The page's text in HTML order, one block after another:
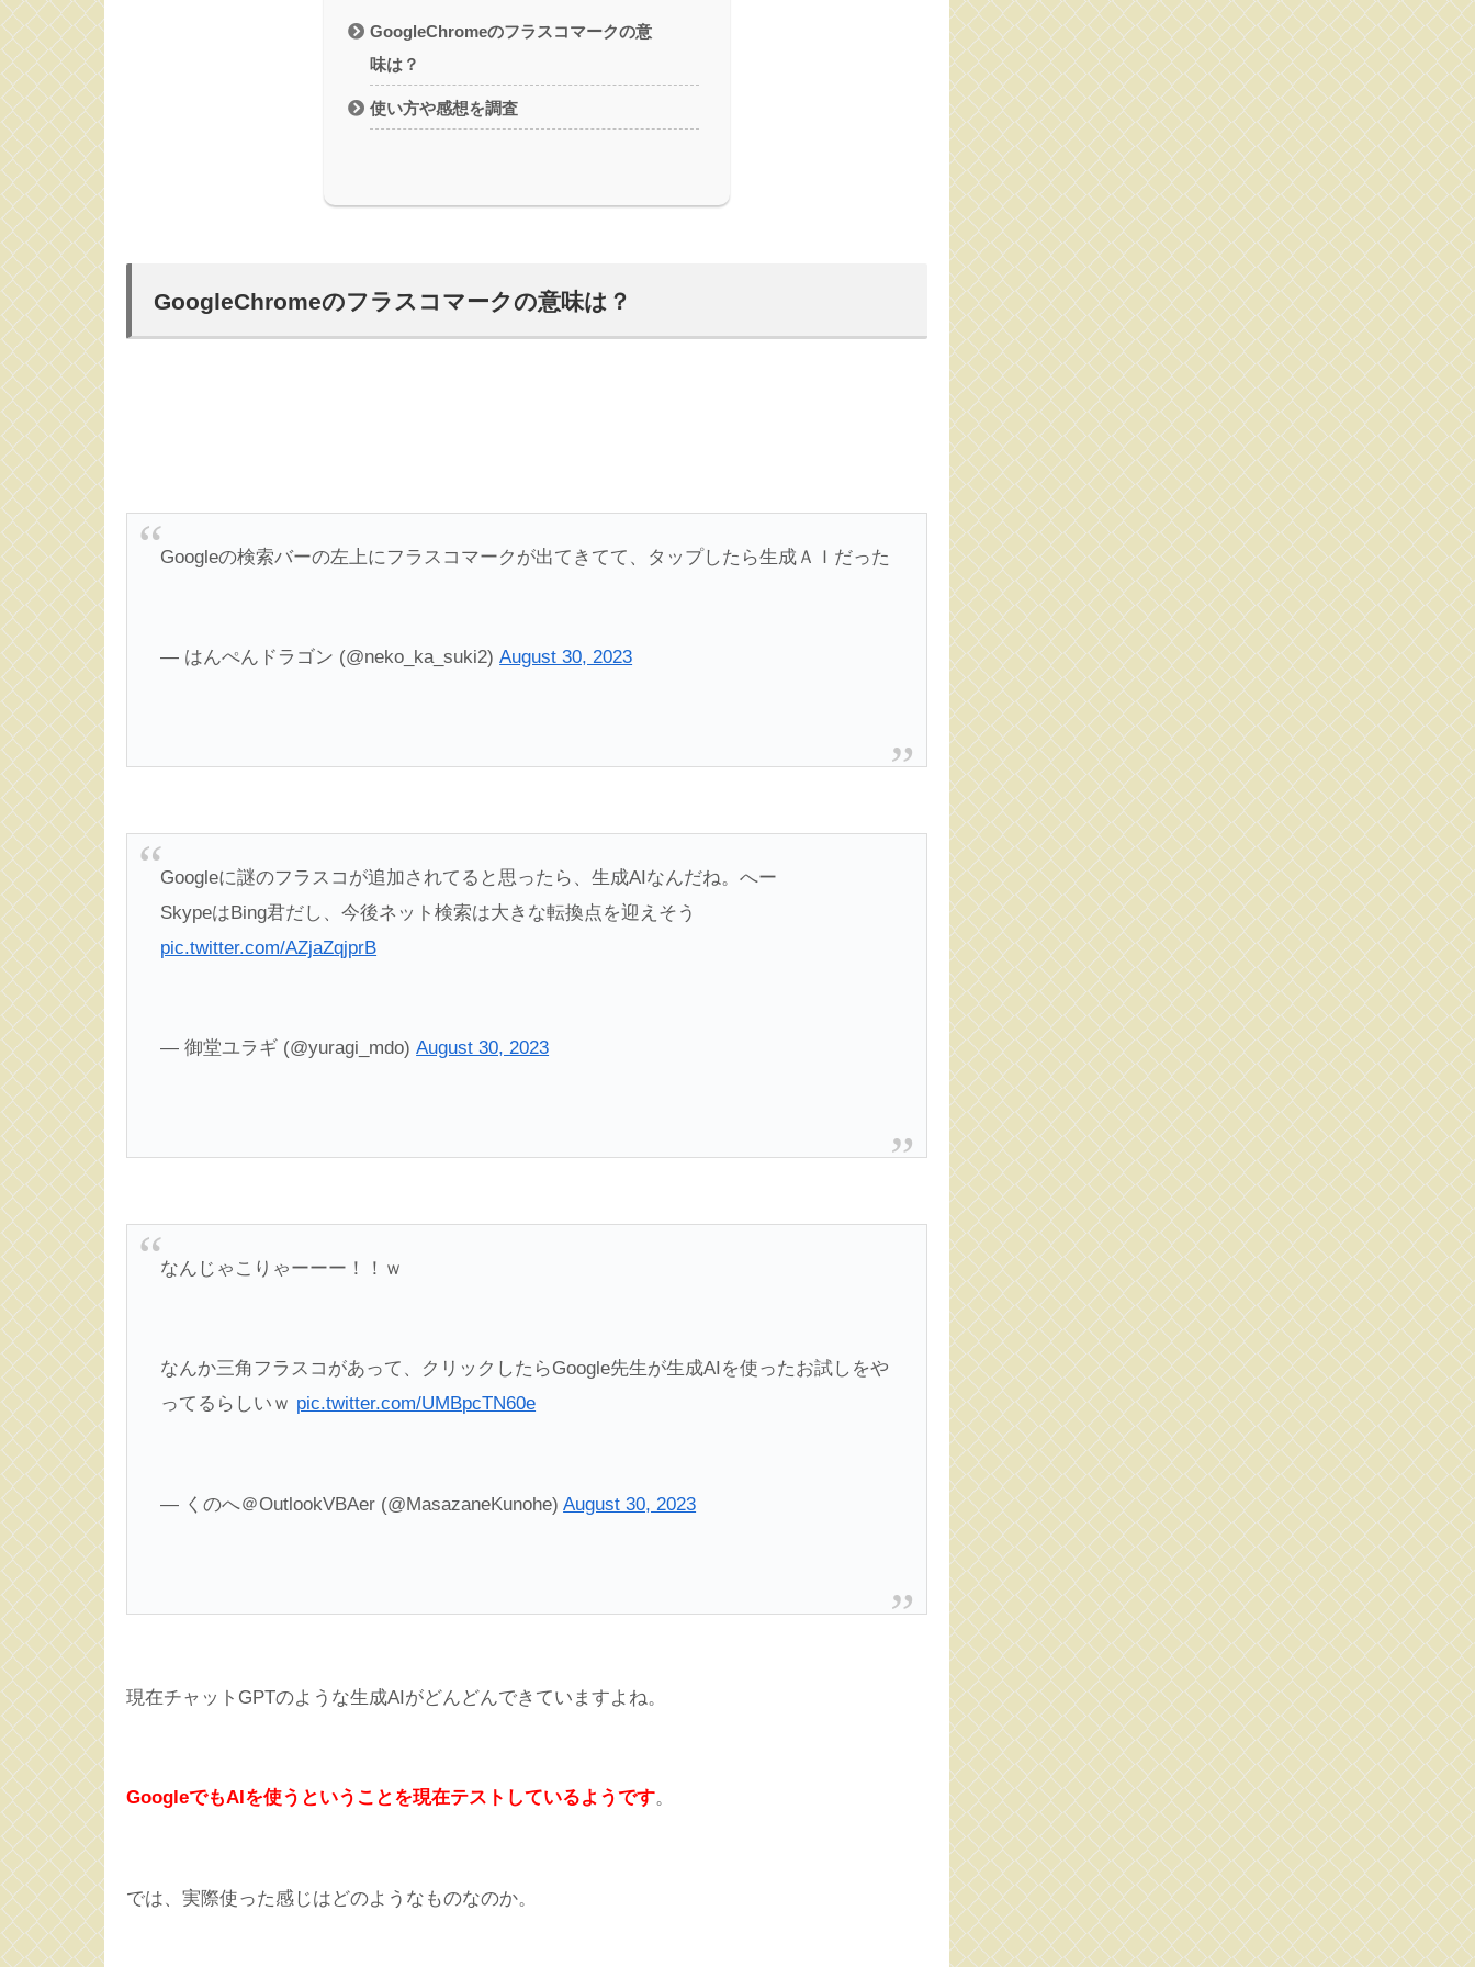
GoogleChromeのフラスコマークの意
味は？
使い方や感想を調査
GoogleChromeのフラスコマークの意味は？
Googleの検索バーの左上にフラスコマークが出てきてて、タップしたら生成ＡＩだった
— はんぺんドラゴン (@neko_ka_suki2)August 30, 2023
Googleに謎のフラスコが追加されてると思ったら、生成AIなんだね。へー
SkypeはBing君だし、今後ネット検索は大きな転換点を迎えそう
pic.twitter.com/AZjaZqjprB
— 御堂ユラギ (@yuragi_mdo)August 30, 2023
なんじゃこりゃーーー！！ｗ
なんか三角フラスコがあって、クリックしたらGoogle先生が生成AIを使ったお試しをや
ってるらしいｗ pic.twitter.com/UMBpcTN60e
— くのへ＠OutlookVBAer (@MasazaneKunohe)August 30, 2023
現在チャットGPTのような生成AIがどんどんできていますよね。
GoogleでもAIを使うということを現在テストしているようです。
では、実際使った感じはどのようなものなのか。